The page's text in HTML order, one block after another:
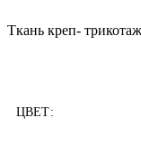
Ткань креп-
ЦВЕТ: